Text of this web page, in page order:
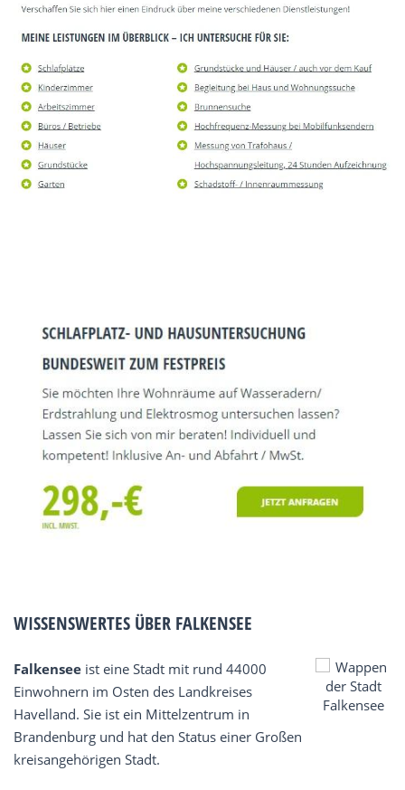
WISSENSWERTES ÜBER FALKENSEE
Falkensee ist eine Stadt mit rund 44000
Einwohnern im Osten des Landkreises
Havelland. Sie ist ein Mittelzentrum in
Brandenburg und hat den Status einer Großen
kreisangehörigen Stadt.